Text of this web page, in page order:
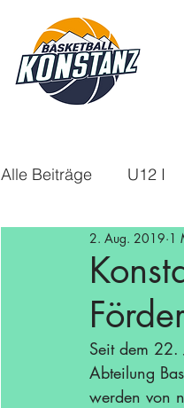
Alle Beiträge U12 I
U14
Saison
Saison 24/25
2. Aug. 2019 1
Seit dem 22.
Abteilung
werden von